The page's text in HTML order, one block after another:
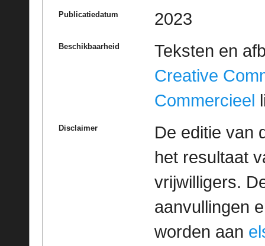
Publicatiedatum 2023
Beschikbaarheid
Teksten en
Creative
Commercieel
Disclaimer
De editie van
het resultaat
vrijwilligers.
aanvullingen
worden aan